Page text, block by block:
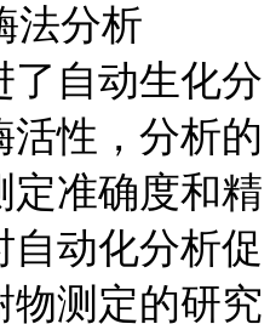
法分析
了自动生化分
性，分析的
定准确度和精
动化分析促
物测定的研究